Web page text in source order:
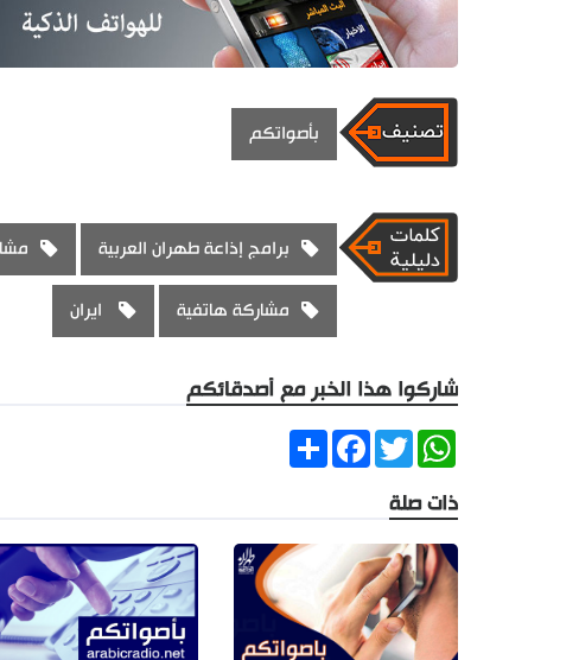
بأصواتكم
برامج إذاعة طهران العربية
مشاركة هاتفية ايران
شاركوا هذا الخبر مع أصدقائكم
ShareFacebookTwitter
WhatsApp
ذات صلة